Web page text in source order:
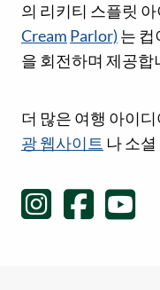
의 리키티 스플릿
Cream Parlor) 는 컵
을 회전하며 제공합
소셜 미디어
더 많은 여행 아이
광 웹사이트 나 소